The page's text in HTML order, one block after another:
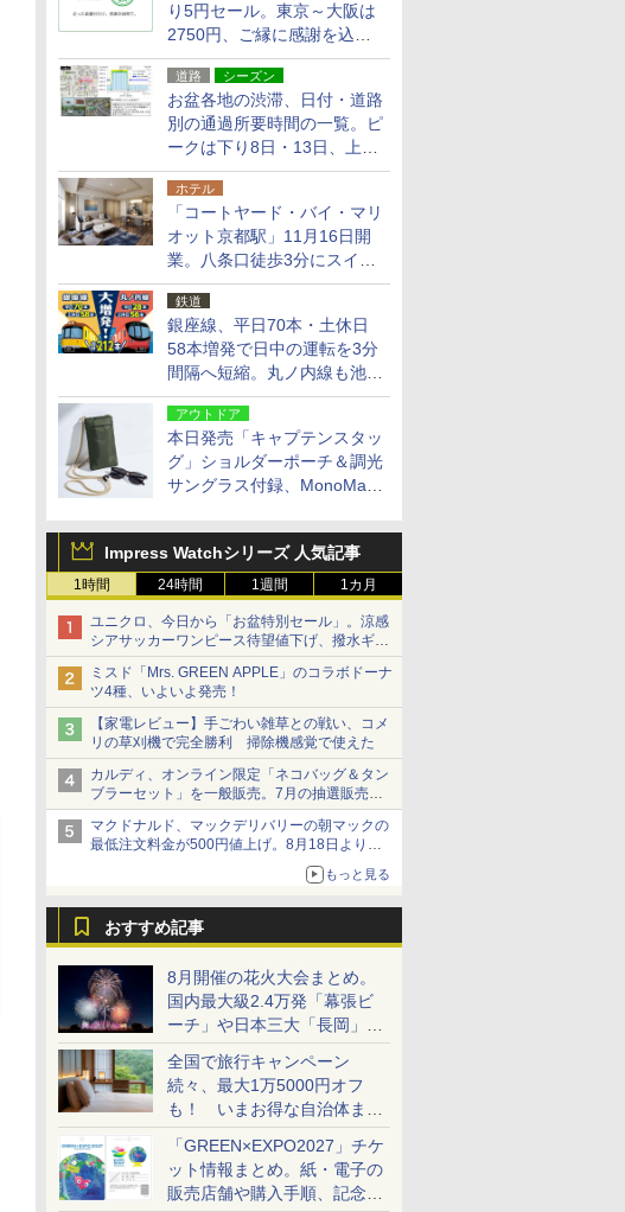
り5円セール。東京～大阪は
2750円、ご縁に感謝を込め
た20周年記念キャンペーン
道路 シーズン
お盆各地の渋滞、日付・道路
別の通過所要時間の一覧。ピ
ークは下り8日・13日、上り
14日・15日
ホテル
「コートヤード・バイ・マリ
オット京都駅」11月16日開
業。八条口徒歩3分にスイー
ト含む全270室、ダイニング
も併設
鉄道
銀座線、平日70本・土休日
58本増発で日中の運転を3分
間隔へ短縮。丸ノ内線も池袋
～中野坂上を4分間隔に
アウトドア
本日発売「キャプテンスタッ
グ」ショルダーポーチ＆調光
サングラス付録、MonoMax
Impress Watchシリーズ 人気記事
1時間 24時間 1週間 1カ月
ユニクロ、今日から「お盆特別セール」。涼感
シアサッカーワンピース待望値下げ、撥水ギア
ショーツは1990円に
ミスド「Mrs. GREEN APPLE」のコラボドーナ
ツ4種、いよいよ発売！
【家電レビュー】手ごわい雑草との戦い、コメ
リの草刈機で完全勝利 掃除機感覚で使えた
カルディ、オンライン限定「ネコバッグ＆タン
ブラーセット」を一般販売。7月の抽選販売の
当選無効分
マクドナルド、マックデリバリーの朝マックの
最低注文料金が500円値上げ。8月18日より
もっと見る
おすすめ記事
8月開催の花火大会まとめ。
国内最大級2.4万発「幕張ビ
ーチ」や日本三大「長岡」な
ど大型イベント目白押し！
全国で旅行キャンペーン
続々、最大1万5000円オフ
も！ いまお得な自治体まと
め
「GREEN×EXPO2027」チケ
ット情報まとめ。紙・電子の
販売店舗や購入手順、記念チ